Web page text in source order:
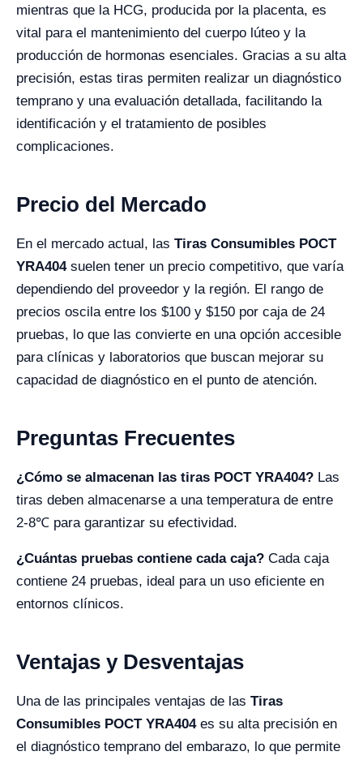
mientras que la HCG, producida por la placenta, es
vital para el mantenimiento del cuerpo lúteo y la
producción de hormonas esenciales. Gracias a su alta
precisión, estas tiras permiten realizar un diagnóstico
temprano y una evaluación detallada, facilitando la
identificación y el tratamiento de posibles
complicaciones.
Precio del Mercado
En el mercado actual, las Tiras Consumibles POCT
YRA404suelen tener un precio competitivo, que varía
dependiendo del proveedor y la región. El rango de
precios oscila entre los $100 y $150 por caja de 24
pruebas, lo que las convierte en una opción accesible
para clínicas y laboratorios que buscan mejorar su
capacidad de diagnóstico en el punto de atención.
Preguntas Frecuentes
¿Cómo se almacenan las tiras POCT YRA404? Las
tiras deben almacenarse a una temperatura de entre
2-8℃ para garantizar su efectividad.
¿Cuántas pruebas contiene cada caja? Cada caja
contiene 24 pruebas, ideal para un uso eficiente en
entornos clínicos.
Ventajas y Desventajas
Una de las principales ventajas de las Tiras
Consumibles POCT YRA404es su alta precisión en
el diagnóstico temprano del embarazo, lo que permite